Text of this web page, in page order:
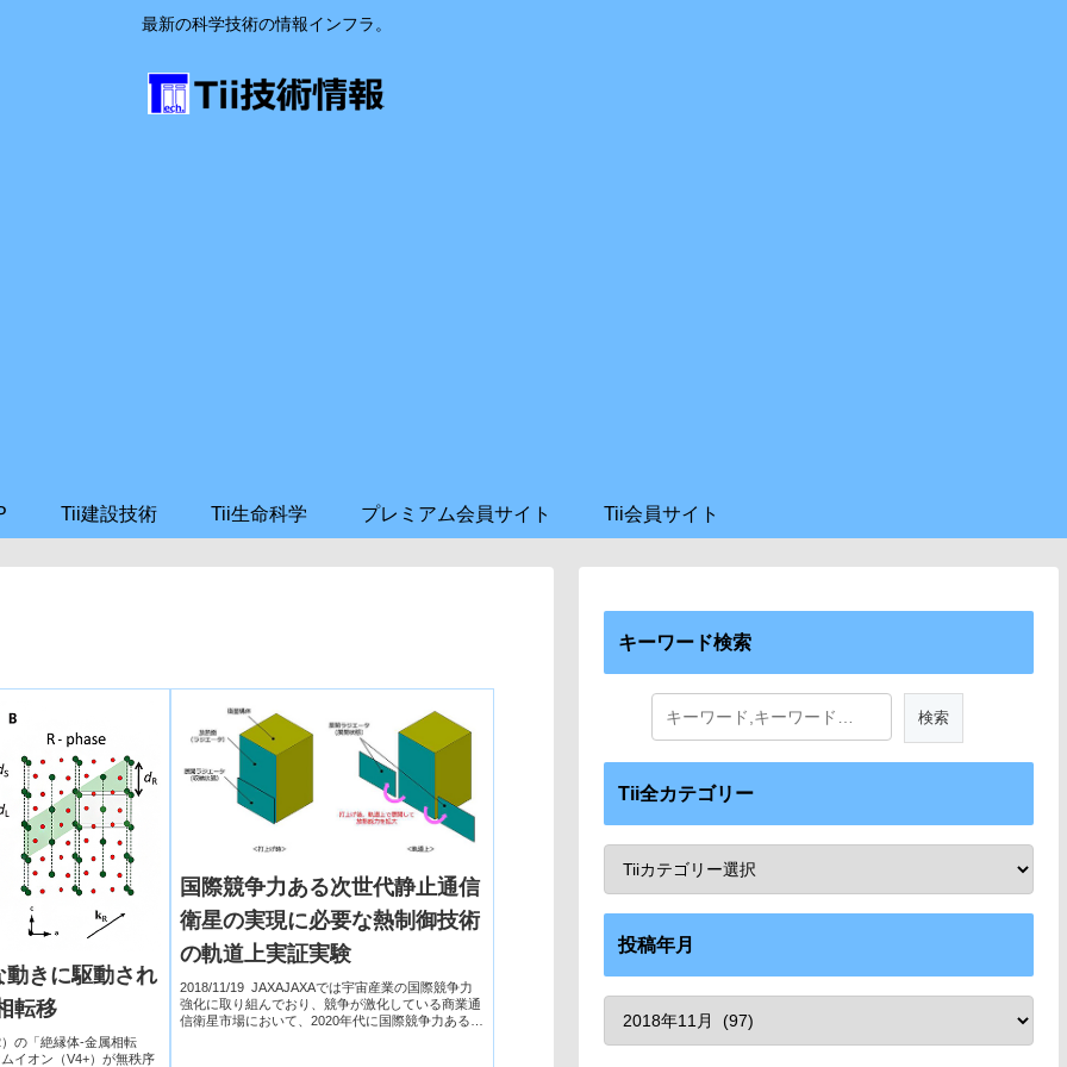
最新の科学技術の情報インフラ。
Tii建設技術 Tii生命科学 プレミアム会員サイト Tii会員サイト
動きに駆動され
転移
の「絶縁体-金属相転
イオン（V4+）が無秩序
国際競争力ある次世代静止通信
衛星の実現に必要な熱制御技術
の軌道上実証実験
2018/11/19 JAXAJAXAでは宇宙産業の国際競争力
強化に取り組んでおり、競争が激化している商業通
信衛星市場において、2020年代に国際競争力ある衛
キーワード検索
Tii全カテゴリー
投稿年月